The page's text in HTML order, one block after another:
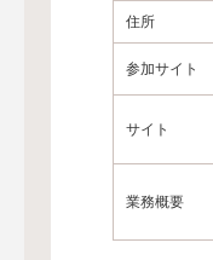
住所
参加サイト
サイト
業務概要